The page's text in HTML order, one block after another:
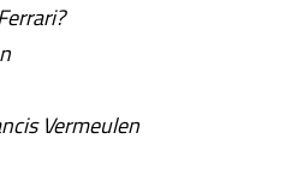
Vermeulen